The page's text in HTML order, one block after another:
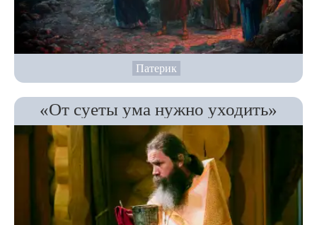
Патерик
«От суеты ума нужно уходить»